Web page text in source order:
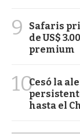
9
Safaris
de US$
premium
10Cesó la
hasta el